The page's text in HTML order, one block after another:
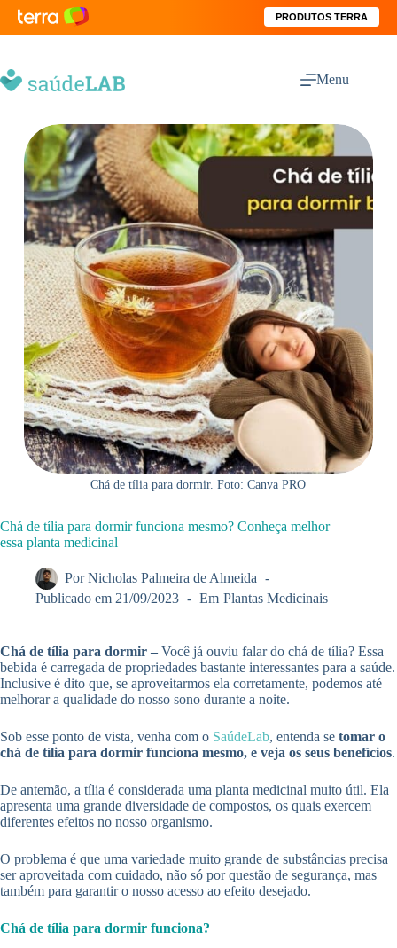
PRODUTOS TERRA
Menu
Chá de tília para dormir. Foto: Canva PRO
Chá de tília para dormir funciona mesmo? Conheça melhor
essa planta medicinal
Por Nicholas Palmeira de Almeida
Publicado em 21/09/2023 Em Plantas Medicinais
Chá de tília para dormir – Você já ouviu falar do chá de tília? Essa
bebida é carregada de propriedades bastante interessantes para a saúde.
Inclusive é dito que, se aproveitarmos ela corretamente, podemos até
melhorar a qualidade do nosso sono durante a noite.
Sob esse ponto de vista, venha com o SaúdeLab, entenda se tomar o
chá de tília para dormir funciona mesmo, e veja os seus benefícios.
De antemão, a tília é considerada uma planta medicinal muito útil. Ela
apresenta uma grande diversidade de compostos, os quais exercem
diferentes efeitos no nosso organismo.
O problema é que uma variedade muito grande de substâncias precisa
ser aproveitada com cuidado, não só por questão de segurança, mas
também para garantir o nosso acesso ao efeito desejado.
Chá de tília para dormir funciona?